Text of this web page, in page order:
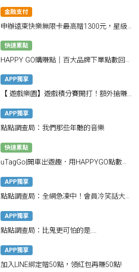
金融支付
申辦遠東快樂無限卡最高贈1300元，星級
快速累點
HAPPY GO購賺點｜百大品牌下單點數回饋
APP獨享
【 遊戲樂園】遊戲積分賽開打！額外搶賺
APP獨享
點點調查局：我們那些年聽的音樂
快速累點
uTagGo|開車出遊趣．用HAPPYGO點數換
APP獨享
點點調查局：全網急凍中！會員冷笑話大賽
APP獨享
點點調查局：比鬼更可怕的是....
APP獨享
加入LINE綁定贈50點，領紅包再賺50點!